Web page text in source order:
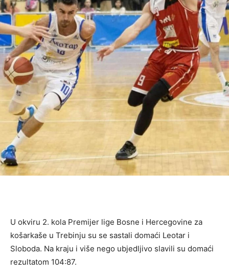
U okviru 2. kola Premijer lige Bosne i Hercegovine za
košarkaše u Trebinju su se sastali domaći Leotar i
Sloboda. Na kraju i više nego ubjedljivo slavili su domaći
rezultatom 104:87.